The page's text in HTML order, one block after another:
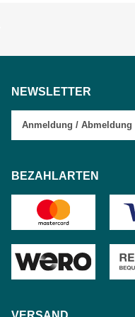
NEWSLETTER
Anmeldung / Abmeldung
BEZAHLARTEN